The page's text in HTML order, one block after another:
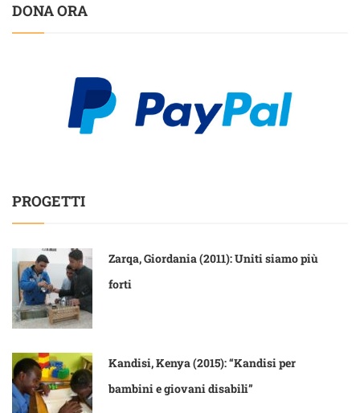
DONA ORA
PROGETTI
Zarqa, Giordania (2011): Uniti siamo più
forti
Kandisi, Kenya (2015): “Kandisi per
bambini e giovani disabili”